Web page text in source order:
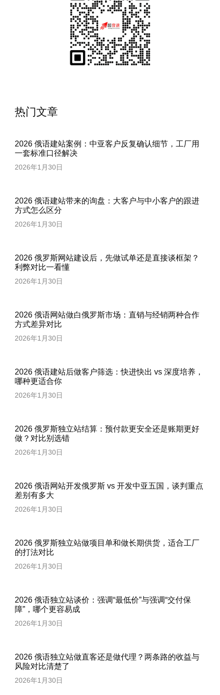
热门文章
2026 俄语建站案例：中亚客户反复确认细节，工厂用
一套标准口径解决
2026年1月30日
2026 俄语建站带来的询盘：大客户与中小客户的跟进
方式怎么区分
2026年1月30日
2026 俄罗斯网站建设后，先做试单还是直接谈框架？
利弊对比一看懂
2026年1月30日
2026 俄语网站做白俄罗斯市场：直销与经销两种合作
方式差异对比
2026年1月30日
2026 俄语建站后做客户筛选：快进快出 vs 深度培养，
哪种更适合你
2026年1月30日
2026 俄罗斯独立站结算：预付款更安全还是账期更好
做？对比别选错
2026年1月30日
2026 俄语网站开发俄罗斯 vs 开发中亚五国，谈判重点
差别有多大
2026年1月30日
2026 俄罗斯独立站做项目单和做长期供货，适合工厂
的打法对比
2026年1月30日
2026 俄语独立站谈价：强调“最低价”与强调“交付保
障”，哪个更容易成
2026年1月30日
2026 俄语独立站做直客还是做代理？两条路的收益与
风险对比清楚了
2026年1月30日